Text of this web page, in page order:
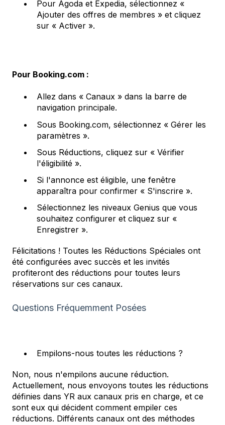
Pour Agoda et Expedia, sélectionnez «
Ajouter des offres de membres » et cliquez
sur « Activer ».
Pour Booking.com :
Allez dans « Canaux » dans la barre de
navigation principale.
Sous Booking.com, sélectionnez « Gérer les
paramètres ».
Sous Réductions, cliquez sur « Vérifier
l'éligibilité ».
Si l'annonce est éligible, une fenêtre
apparaîtra pour confirmer « S'inscrire ».
Sélectionnez les niveaux Genius que vous
souhaitez configurer et cliquez sur «
Enregistrer ».
Félicitations ! Toutes les Réductions Spéciales ont
été configurées avec succès et les invités
profiteront des réductions pour toutes leurs
réservations sur ces canaux.
Questions Fréquemment Posées
Empilons-nous toutes les réductions ?
Non, nous n'empilons aucune réduction.
Actuellement, nous envoyons toutes les réductions
définies dans YR aux canaux pris en charge, et ce
sont eux qui décident comment empiler ces
réductions. Différents canaux ont des méthodes